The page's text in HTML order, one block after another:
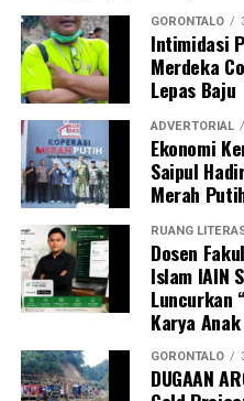
“Penyelamatan jiwa ibu
hanya bergantung pada
Harus ada sistem
yang solid. Kehadiran buku
alur koordinasi
DPL KKN.
Pelatihan berlangsung
penanganan awal, diskusi
persepsi peran keluarga
kehamilan.
BUMIL TANGGUH
komitmen KKN Profesi
mengoptimalkan
GORONTALO
Intimidasi
Merdeka
Lepas Baju
ADVERTORIAL
Ekonomi
Saipul
Merah
RUANG
Dosen
Islam IAIN
Luncurkan
Karya
GORONTALO
DUGAAN